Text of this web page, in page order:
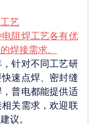
艺​
阻焊工艺各有优
焊接需求。
针对不同工艺研
速点焊、密封缝
普电都能提供适
关需求，欢迎联
议。